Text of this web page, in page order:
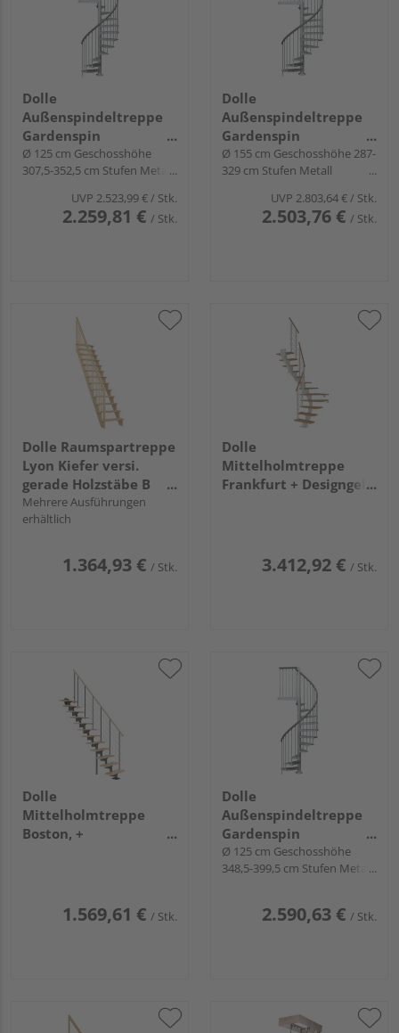
Dolle
Außenspindeltreppe
Gardenspin
links/rechtslfd.
Ø 125 cm Geschosshöhe
307,5-352,5 cm Stufen Metall
UVP 2.523,99 €/ Stk.
2.259,81 € / Stk.
Dolle
Außenspindeltreppe
Gardenspin
links/rechtslfd.
Ø 155 cm Geschosshöhe 287-
329 cm Stufen Metall
UVP 2.803,64 €/ Stk.
2.503,76 € / Stk.
Dolle Raumspartreppe
Lyon Kiefer versi.
gerade Holzstäbe B
65cm GH bis 286 cm
Mehrere Ausführungen
erhältlich
1.364,93 € / Stk.
Dolle
Mittelholmtreppe
Frankfurt + Designgel,
3.412,92 € / Stk.
Dolle
Mittelholmtreppe
Boston, +
anthrazit1.569,61 € / Stk.
Dolle
Außenspindeltreppe
Gardenspin
links/rechtslfd.
Ø 125 cm Geschosshöhe
348,5-399,5 cm Stufen Metall
2.590,63 € / Stk.